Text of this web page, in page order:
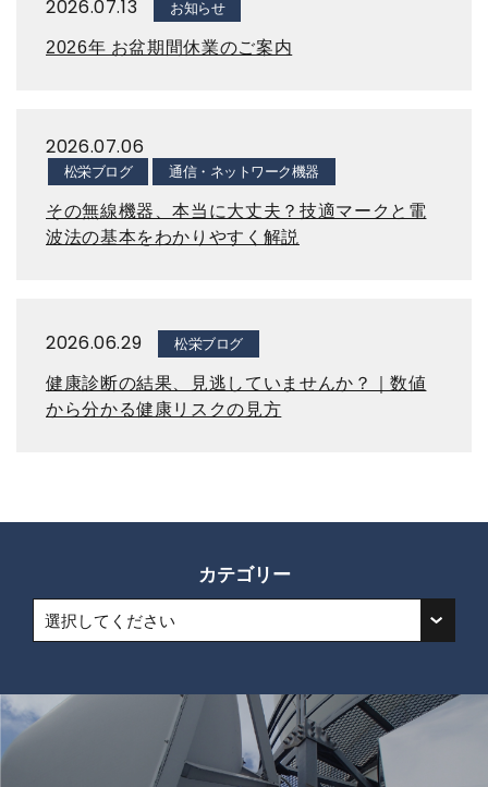
2026.07.13 お知らせ
2026年 お盆期間休業のご案内
2026.07.06
松栄ブログ 通信・ネットワーク機器
その無線機器、本当に大丈夫？技適マークと電
波法の基本をわかりやすく解説
2026.06.29 松栄ブログ
健康診断の結果、見逃していませんか？｜数値
から分かる健康リスクの見方
カテゴリー
選択してください